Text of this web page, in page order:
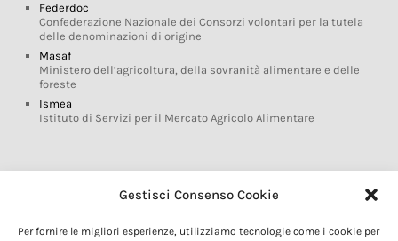
Gestisci Consenso Cookie
Per fornire le migliori esperienze, utilizziamo tecnologie come i cookie per
Federdoc
Confederazione Nazionale dei Consorzi volontari per la tutela
delle denominazioni di origine
Masaf
Ministero dell’agricoltura, della sovranità alimentare e delle
foreste
Ismea
Istituto di Servizi per il Mercato Agricolo Alimentare
Glossario DOP IGP
Marchi DOP IGP